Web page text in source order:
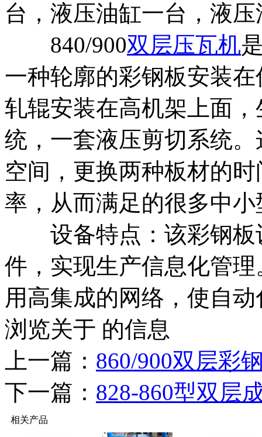
台，液压油缸一台，液
840/900双层压瓦机
一种轮廓的彩钢板安装
轧辊安装在高机架上面
统，一套液压剪切系统
空间，更换两种板材的
率，从而满足的很多中
设备特点：该彩钢板
件，实现生产信息化管
用高集成的网络，使自
浏览关于 的信息
上一篇： 860/900双层彩
下一篇： 828-860型双层
相关产品